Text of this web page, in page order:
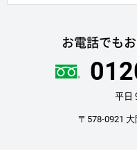
お電話でも
平日
〒578-0921